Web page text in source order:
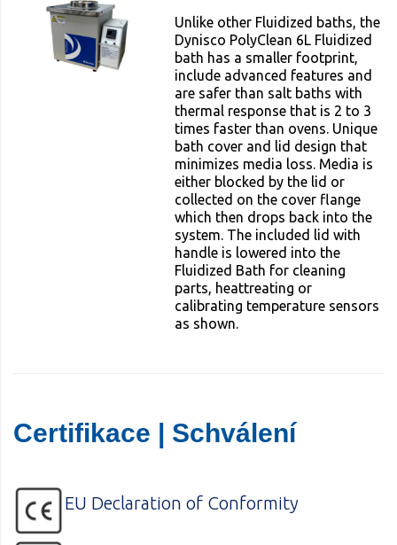
Unlike other Fluidized baths, the
Dynisco PolyClean 6L Fluidized
bath has a smaller footprint,
include advanced features and
are safer than salt baths with
thermal response that is 2 to 3
times faster than ovens. Unique
bath cover and lid design that
minimizes media loss. Media is
either blocked by the lid or
collected on the cover flange
which then drops back into the
system. The included lid with
handle is lowered into the
Fluidized Bath for cleaning
parts, heattreating or
calibrating temperature sensors
as shown.
Certifikace | Schválení
EU Declaration of Conformity